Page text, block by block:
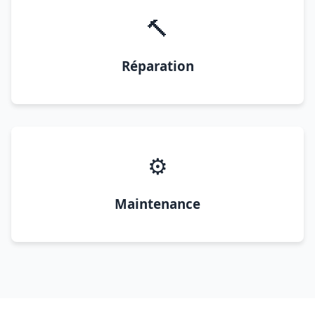
🔨
Réparation
⚙️
Maintenance